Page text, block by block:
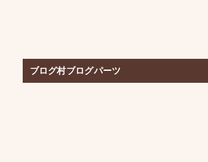
ブログ村ブログパーツ